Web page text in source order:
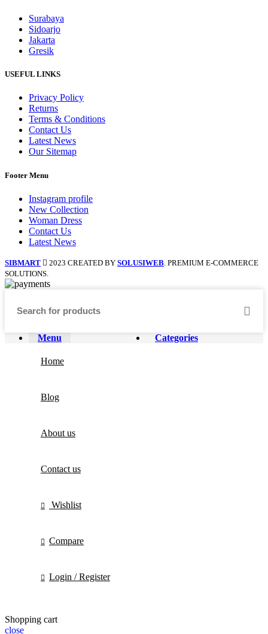
Surabaya
Sidoarjo
Jakarta
Gresik
USEFUL LINKS
Privacy Policy
Returns
Terms & Conditions
Contact Us
Latest News
Our Sitemap
Footer Menu
Instagram profile
New Collection
Woman Dress
Contact Us
Latest News
SIBMART 2023 CREATED BY SOLUSIWEB . PREMIUM E-COMMERCE
SOLUTIONS.
Menu Categories
Home
Blog
About us
Contact us
Wishlist
Compare
Login / Register
Shopping cart
close